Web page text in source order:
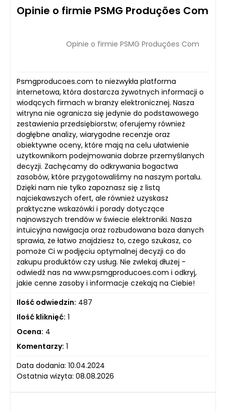
Opinie o firmie PSMG Produções Com
Opinie o firmie PSMG Produções Com
Psmgproducoes.com to niezwykła platforma
internetowa, która dostarcza żywotnych informacji o
wiodących firmach w branży elektronicznej. Nasza
witryna nie ogranicza się jedynie do podstawowego
zestawienia przedsiębiorstw; oferujemy również
dogłębne analizy, wiarygodne recenzje oraz
obiektywne oceny, które mają na celu ułatwienie
użytkownikom podejmowania dobrze przemyślanych
decyzji. Zachęcamy do odkrywania bogactwa
zasobów, które przygotowaliśmy na naszym portalu.
Dzięki nam nie tylko zapoznasz się z listą
najciekawszych ofert, ale również uzyskasz
praktyczne wskazówki i porady dotyczące
najnowszych trendów w świecie elektroniki. Nasza
intuicyjna nawigacja oraz rozbudowana baza danych
sprawia, że łatwo znajdziesz to, czego szukasz, co
pomoże Ci w podjęciu optymalnej decyzji co do
zakupu produktów czy usług. Nie zwlekaj dłużej -
odwiedź nas na www.psmgproducoes.com i odkryj,
jakie cenne zasoby i informacje czekają na Ciebie!
Ilość odwiedzin: 487
Ilość kliknięć: 1
Ocena: 4
Komentarzy: 1
Data dodania: 10.04.2024
Ostatnia wizyta: 08.08.2026